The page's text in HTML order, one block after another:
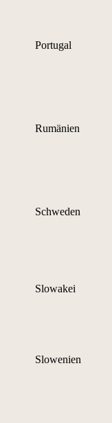
Portugal
Rumänien
Schweden
Slowakei
Slowenien